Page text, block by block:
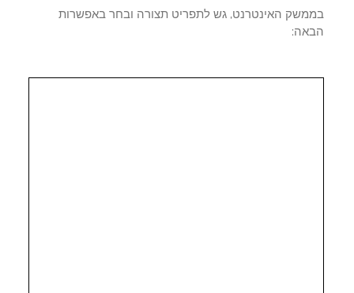
האינטרנט, גש לתפריט תצורה ובחר באפשרות